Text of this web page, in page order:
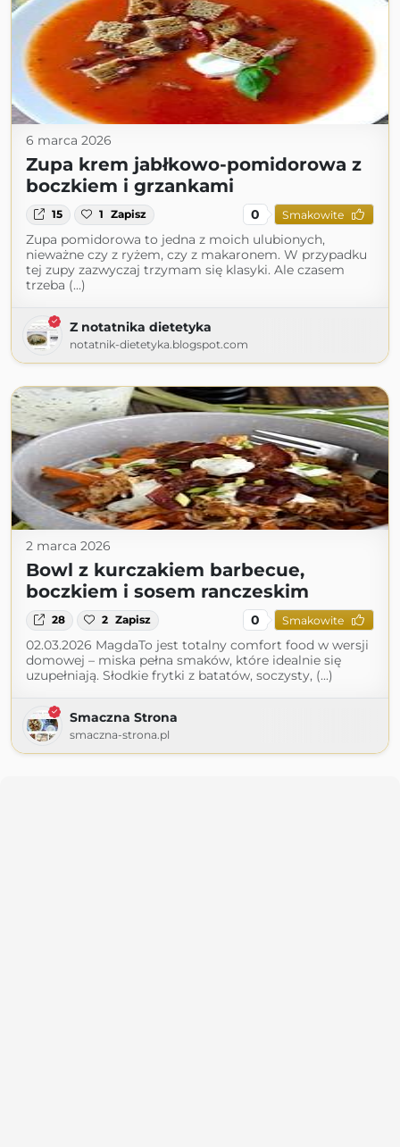
6 marca 2026
Zupa krem jabłkowo-pomidorowa z
boczkiem i grzankami
15 1 Zapisz 0 Smakowite
Zupa pomidorowa to jedna z moich ulubionych,
nieważne czy z ryżem, czy z makaronem. W przypadku
tej zupy zazwyczaj trzymam się klasyki. Ale czasem
trzeba (...)
Z notatnika dietetyka
notatnik-dietetyka.blogspot.com
2 marca 2026
Bowl z kurczakiem barbecue,
boczkiem i sosem ranczeskim
28 2 Zapisz 0 Smakowite
02.03.2026 MagdaTo jest totalny comfort food w wersji
domowej – miska pełna smaków, które idealnie się
uzupełniają. Słodkie frytki z batatów, soczysty, (...)
Smaczna Strona
smaczna-strona.pl